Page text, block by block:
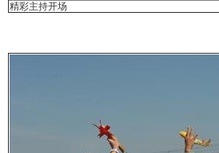
精彩主持开场